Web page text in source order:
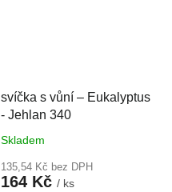
svíčka s vůní – Eukalyptus
- Jehlan 340
Skladem
135,54 Kč bez DPH
164 Kč / ks